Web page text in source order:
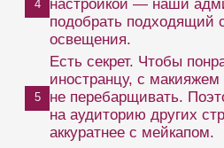
Типаж похож на первый вариант, только
девушка — с огоньком. Она много
и улыбается, искренне удивляется
рассказам и смущается от непристойных
шуток. Болтает без умолку, умеет
: юбки, платья, можно
кислотные цвета, аксессуары — чем
тем лучше. Кроссовки или каблуки.
Мейкап
: стрелки, блестки, контрастная
помада, распущенные волосы.
Строгая женщина